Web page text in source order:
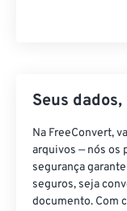
Seus
Na FreeConvert,
arquivos — nós os
segurança
seguros, seja
documento. Com